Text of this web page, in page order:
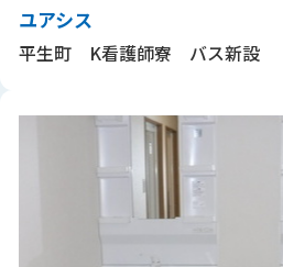
ユアシス
平生町 K看護師寮 バス新設